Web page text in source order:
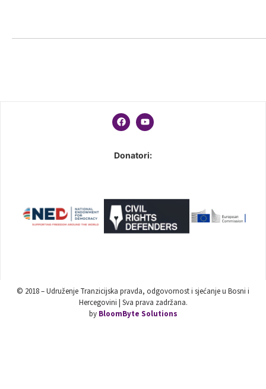
Donatori:
© 2018 – Udruženje Tranzicijska pravda, odgovornost i sjećanje u Bosni i
Hercegovini | Sva prava zadržana.
by BloomByte Solutions